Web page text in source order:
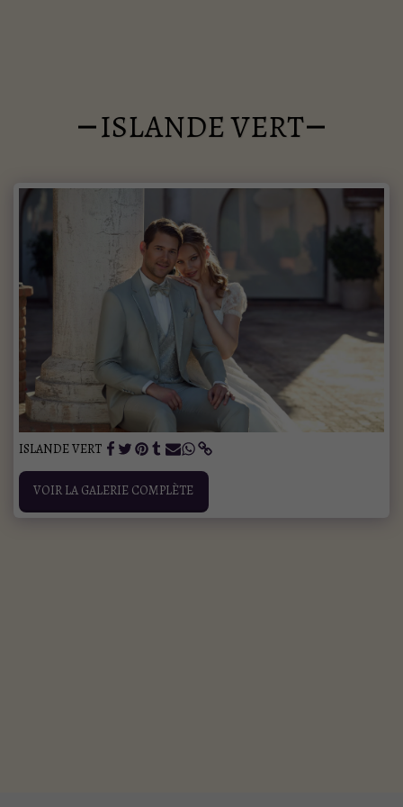
ISLANDE VERT
ISLANDE VERT
VOIR LA GALERIE COMPLÈTE